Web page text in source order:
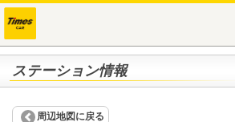
ステーション情報
周辺地図に戻る